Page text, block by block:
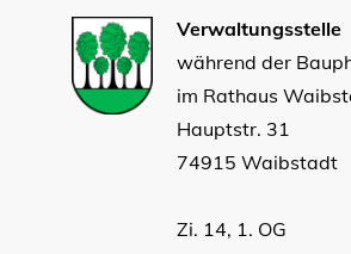
Verwaltungsstelle
während der
im Rathaus
Hauptstr. 31
74915 Waibstadt
Zi. 14, 1. OG